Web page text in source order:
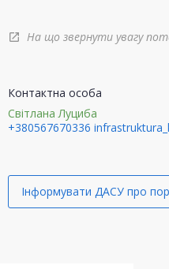
open_in_new На що звернути увагу
Контактна особа
Світлана Луциба
+380567670336
Інформувати ДАСУ про